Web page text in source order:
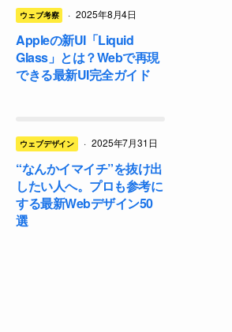
ウェブ考察 · 2025年8月4日
Appleの新UI「Liquid
Glass」とは？Webで再現
できる最新UI完全ガイド
ウェブデザイン · 2025年7月31日
“なんかイマイチ”を抜け出
したい人へ。プロも参考に
する最新Webデザイン50
選